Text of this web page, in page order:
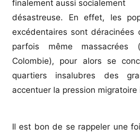
finalement aussi socialement
désastreuse. En effet, les
excédentaires sont déracinées
parfois même
Colombie), pour alors se
quartiers insalubres des
accentuer la pression
Il est bon de se rappeler une